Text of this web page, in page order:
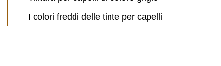
I colori freddi delle tinte per capelli